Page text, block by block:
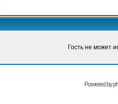
Гость не может
Powered by